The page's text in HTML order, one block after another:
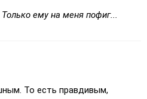
ему на меня пофиг...
То есть правдивым,